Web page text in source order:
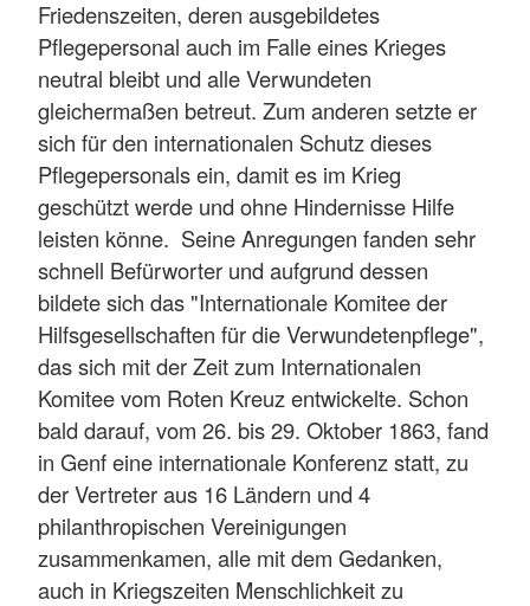
Friedenszeiten, deren ausgebildetes
Pflegepersonal auch im Falle eines Krieges
neutral bleibt und alle Verwundeten
gleichermaßen betreut. Zum anderen setzte er
sich für den internationalen Schutz dieses
Pflegepersonals ein, damit es im Krieg
geschützt werde und ohne Hindernisse Hilfe
leisten könne. Seine Anregungen fanden sehr
schnell Befürworter und aufgrund dessen
bildete sich das "Internationale Komitee der
Hilfsgesellschaften für die Verwundetenpflege",
das sich mit der Zeit zum Internationalen
Komitee vom Roten Kreuz entwickelte. Schon
bald darauf, vom 26. bis 29. Oktober 1863, fand
in Genf eine internationale Konferenz statt, zu
der Vertreter aus 16 Ländern und 4
philanthropischen Vereinigungen
zusammenkamen, alle mit dem Gedanken,
auch in Kriegszeiten Menschlichkeit zu